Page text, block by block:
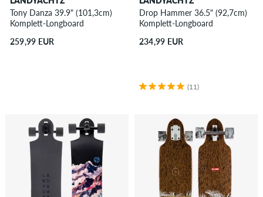
Tony Danza 39.9" (101,3cm)
Komplett-Longboard
259,99 EUR
Drop Hammer 36.5" (92,7cm)
Komplett-Longboard
234,99 EUR
(11)